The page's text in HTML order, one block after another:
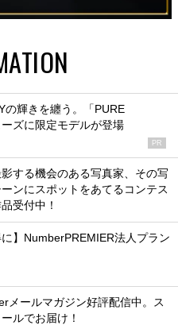
の輝きを纏う。「PURE
ズに限定モデルが登場
PR
する機会のある写真家、その写
ンにスポットをあてるコンテス
受付中！
に】NumberPREMIER法人プラン
メールマガジン好評配信中。ス
ルでお届け！